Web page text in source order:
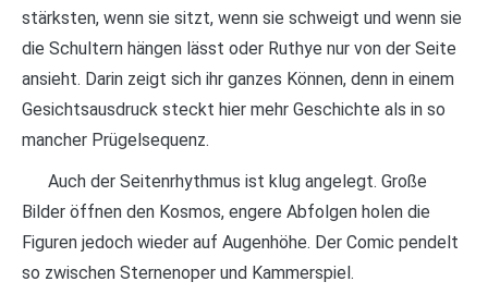
stärksten, wenn sie sitzt, wenn sie schweigt und wenn sie
die Schultern hängen lässt oder Ruthye nur von der Seite
ansieht. Darin zeigt sich ihr ganzes Können, denn in einem
Gesichtsausdruck steckt hier mehr Geschichte als in so
mancher Prügelsequenz.
Auch der Seitenrhythmus ist klug angelegt. Große
Bilder öffnen den Kosmos, engere Abfolgen holen die
Figuren jedoch wieder auf Augenhöhe. Der Comic pendelt
so zwischen Sternenoper und Kammerspiel.